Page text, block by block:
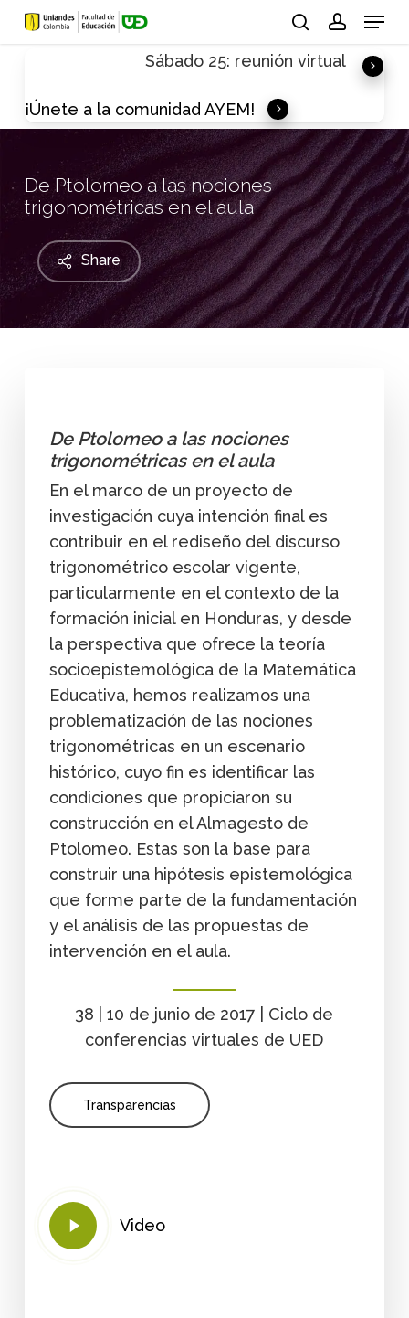
Skip
Menu
Sábado 25: reunión virtual
¡Únete a la comunidad AYEM!
De Ptolomeo a las nociones
trigonométricas en el aula
Share
De Ptolomeo a las nociones
trigonométricas en el aula
En el marco de un proyecto de
investigación cuya intención final es
contribuir en el rediseño del discurso
trigonométrico escolar vigente,
particularmente en el contexto de la
formación inicial en Honduras, y desde
la perspectiva que ofrece la teoría
socioepistemológica de la Matemática
Educativa, hemos realizamos una
problematización de las nociones
trigonométricas en un escenario
histórico, cuyo fin es identificar las
condiciones que propiciaron su
construcción en el Almagesto de
Ptolomeo. Estas son la base para
construir una hipótesis epistemológica
que forme parte de la fundamentación
y el análisis de las propuestas de
intervención en el aula.
38 | 10 de junio de 2017 | Ciclo de
conferencias virtuales de UED
Transparencias
Play
Video
Video